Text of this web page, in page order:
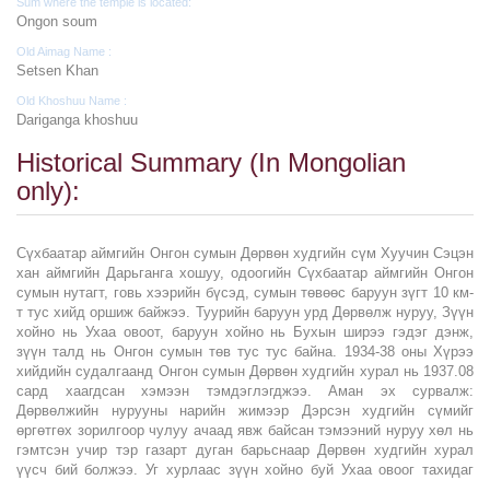
Ongon soum
Old Aimag Name :
Setsen Khan
Old Khoshuu Name :
Dariganga khoshuu
Historical Summary (In Mongolian
only):
Сүхбаатар аймгийн Онгон сумын Дөрвөн худгийн сүм Хуучин Сэцэн
хан аймгийн Дарьганга хошуу, одоогийн Сүхбаатар аймгийн Онгон
сумын нутагт, говь хээрийн бүсэд, сумын төвөөс баруун зүгт 10 км-
т тус хийд оршиж байжээ. Туурийн баруун урд Дөрвөлж нуруу, Зүүн
хойно нь Ухаа овоот, баруун хойно нь Бухын ширээ гэдэг дэнж,
зүүн талд нь Онгон сумын төв тус тус байна. 1934-38 оны Хүрээ
хийдийн судалгаанд Онгон сумын Дөрвөн худгийн хурал нь 1937.08
сард хаагдсан хэмээн тэмдэглэгджээ. Аман эх сурвалж:
Дөрвөлжийн нурууны нарийн жимээр Дэрсэн худгийн сүмийг
өргөтгөх зорилгоор чулуу ачаад явж байсан тэмээний нуруу хөл нь
гэмтсэн учир тэр газарт дуган барьснаар Дөрвөн худгийн хурал
үүсч бий болжээ. Уг хурлаас зүүн хойно буй Ухаа овоог тахидаг